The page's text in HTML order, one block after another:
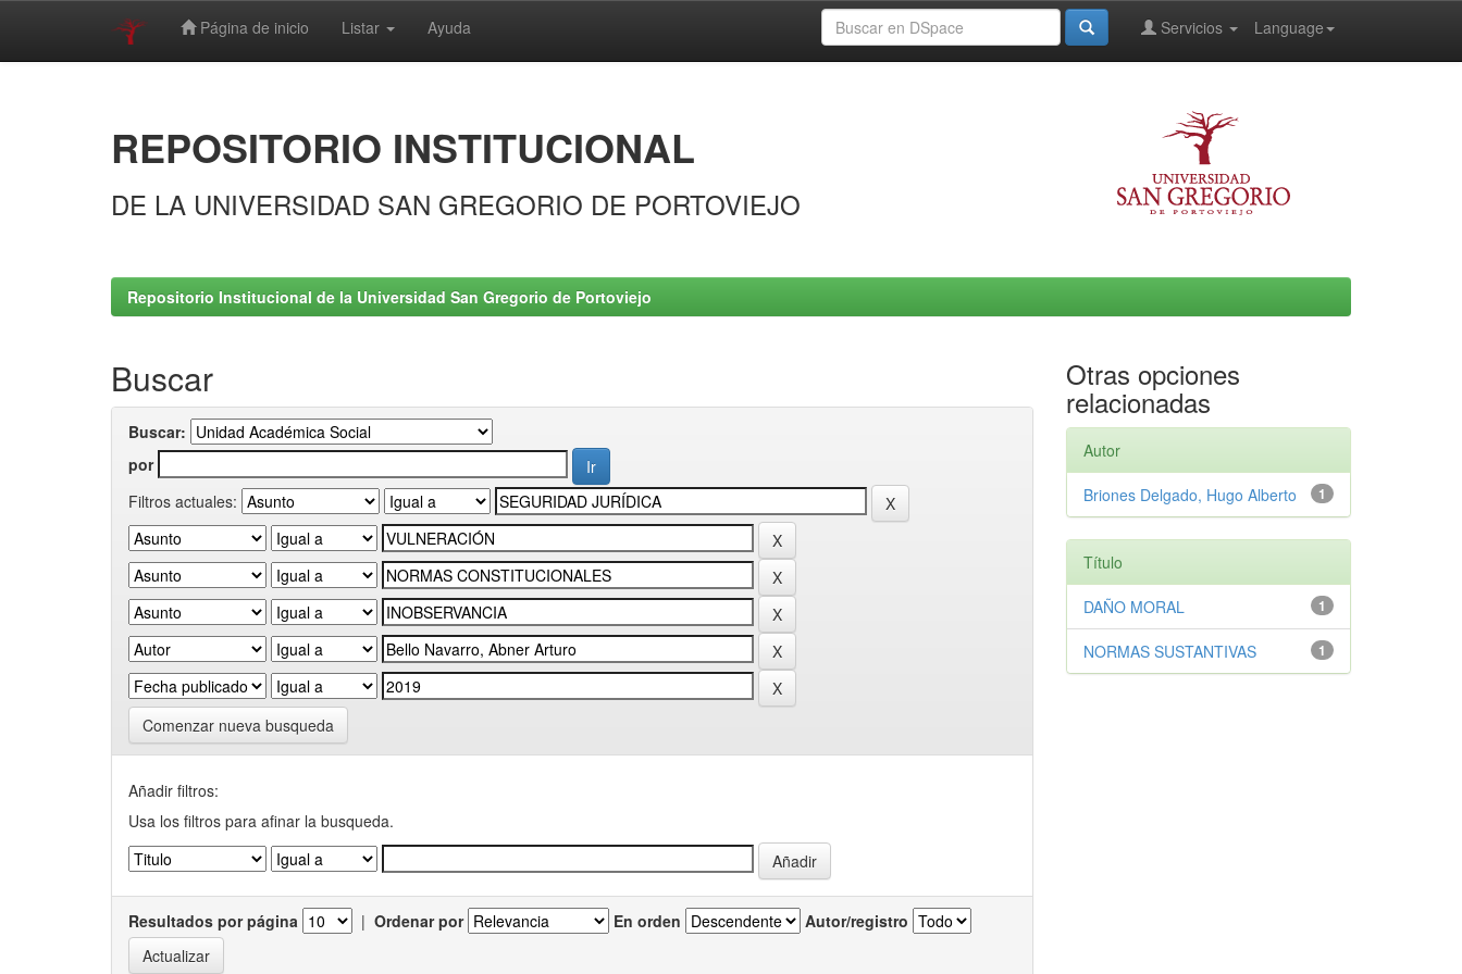
Página de inicio Listar Ayuda Language
Servicios
REPOSITORIO INSTITUCIONAL
DE LA UNIVERSIDAD SAN GREGORIO DE PORTOVIEJO
Repositorio Institucional de la Universidad San Gregorio de Portoviejo
Buscar
Buscar:
por
Filtros actuales:
Comenzar nueva busqueda
Añadir filtros:
Usa los filtros para afinar la busqueda.
Resultados por página | Ordenar por En orden Autor/registro
Otras opciones
relacionadas
Autor
1
Briones Delgado, Hugo Alberto
Título
1
DAÑO MORAL
1
NORMAS SUSTANTIVAS